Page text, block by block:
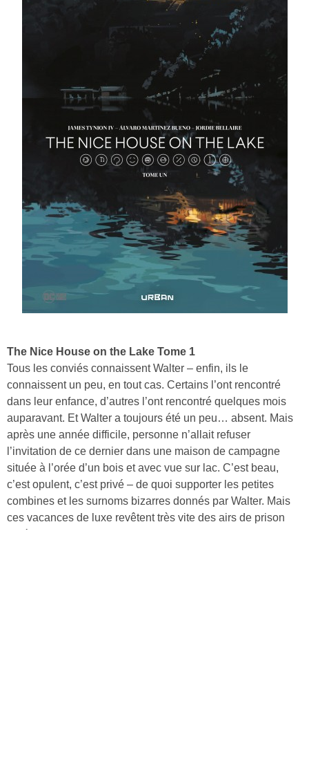
The Nice House on the Lake Tome 1
Tous les conviés connaissent Walter – enfin, ils le
connaissent un peu, en tout cas. Certains l’ont rencontré
dans leur enfance, d’autres l’ont rencontré quelques mois
auparavant. Et Walter a toujours été un peu… absent. Mais
après une année difficile, personne n’allait refuser
l’invitation de ce dernier dans une maison de campagne
située à l’orée d’un bois et avec vue sur lac. C’est beau,
c’est opulent, c’est privé – de quoi supporter les petites
combines et les surnoms bizarres donnés par Walter. Mais
ces vacances de luxe revêtent très vite des airs de prison